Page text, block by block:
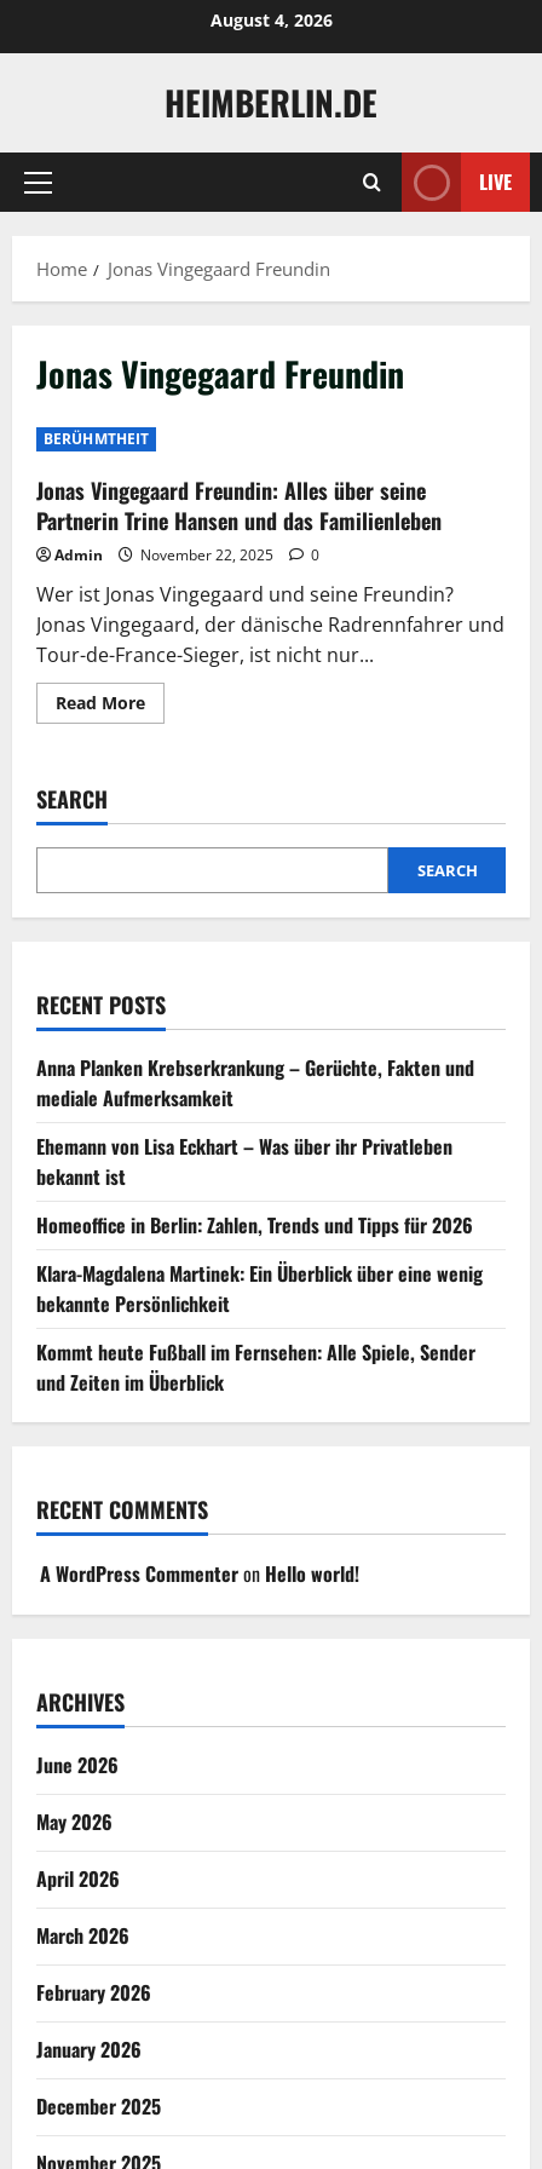
August 4, 2026
HEIMBERLIN.DE
Primary
LIVE
Home Jonas Vingegaard Freundin
Jonas Vingegaard Freundin
BERÜHMTHEIT
Jonas Vingegaard Freundin: Alles über seine
Partnerin Trine Hansen und das Familienleben
Admin November 22, 2025 0
Wer ist Jonas Vingegaard und seine Freundin?
Jonas Vingegaard, der dänische Radrennfahrer und
Tour-de-France-Sieger, ist nicht nur...
Read MoreRead
more
über
Partnerin
Hansen
das
SEARCH
SEARCH
RECENT POSTS
Anna Planken Krebserkrankung – Gerüchte, Fakten und
mediale Aufmerksamkeit
Ehemann von Lisa Eckhart – Was über ihr Privatleben
bekannt ist
Homeoffice in Berlin: Zahlen, Trends und Tipps für 2026
Klara-Magdalena Martinek: Ein Überblick über eine wenig
bekannte Persönlichkeit
Kommt heute Fußball im Fernsehen: Alle Spiele, Sender
und Zeiten im Überblick
RECENT COMMENTS
A WordPress Commenteron Hello world!
ARCHIVES
June 2026
May 2026
April 2026
March 2026
February 2026
January 2026
December 2025
November 2025